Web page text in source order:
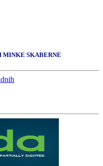
MINKE SKABERNE